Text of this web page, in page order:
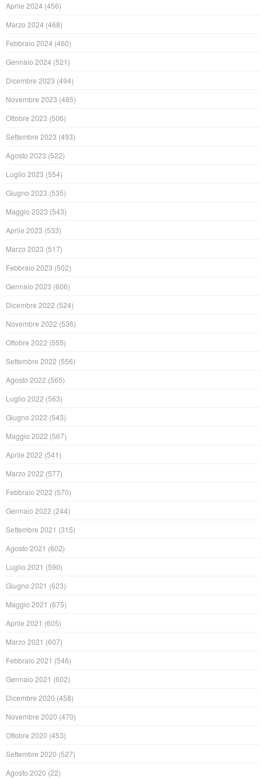
Aprile 2024 (456)
Marzo 2024 (468)
Febbraio 2024 (460)
Gennaio 2024 (521)
Dicembre 2023 (494)
Novembre 2023 (485)
Ottobre 2023 (506)
Settembre 2023 (493)
Agosto 2023 (522)
Luglio 2023 (554)
Giugno 2023 (535)
Maggio 2023 (543)
Aprile 2023 (533)
Marzo 2023 (517)
Febbraio 2023 (502)
Gennaio 2023 (606)
Dicembre 2022 (524)
Novembre 2022 (536)
Ottobre 2022 (555)
Settembre 2022 (556)
Agosto 2022 (565)
Luglio 2022 (563)
Giugno 2022 (543)
Maggio 2022 (567)
Aprile 2022 (541)
Marzo 2022 (577)
Febbraio 2022 (570)
Gennaio 2022 (244)
Settembre 2021 (315)
Agosto 2021 (602)
Luglio 2021 (590)
Giugno 2021 (623)
Maggio 2021 (675)
Aprile 2021 (605)
Marzo 2021 (607)
Febbraio 2021 (546)
Gennaio 2021 (602)
Dicembre 2020 (458)
Novembre 2020 (470)
Ottobre 2020 (453)
Settembre 2020 (527)
Agosto 2020 (22)